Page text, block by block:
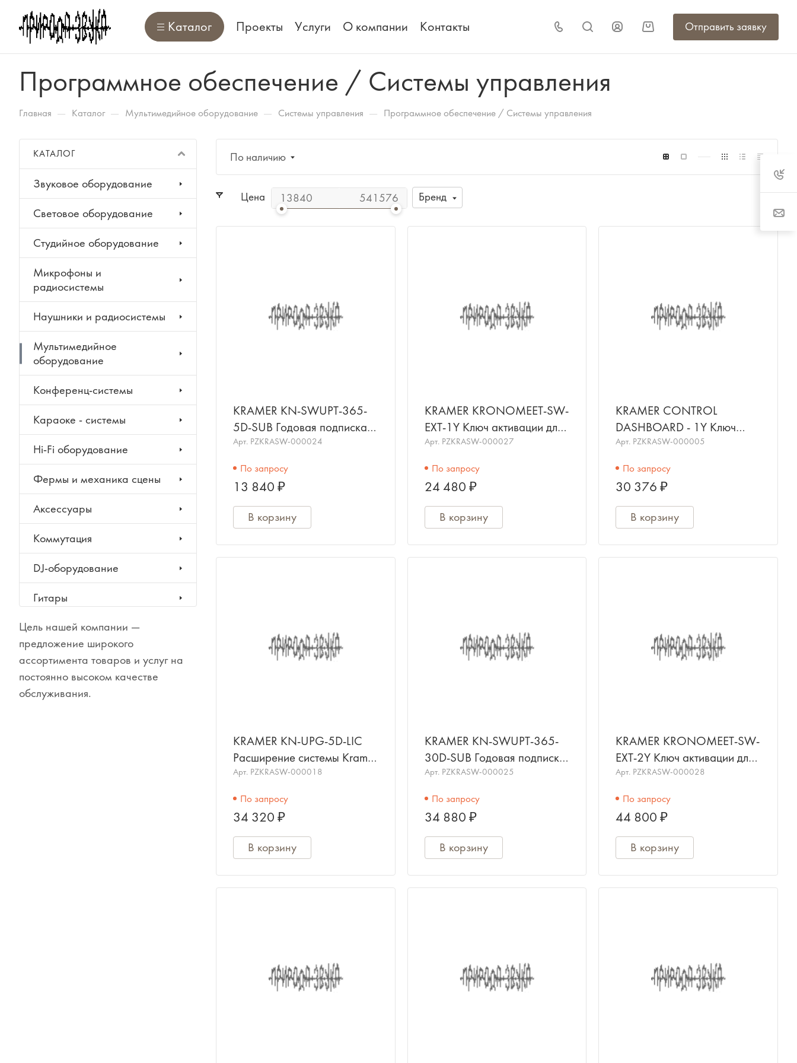
Каталог Проекты Услуги О компании Контакты Отправить заявку
Программное обеспечение / Системы управления
Главная — Каталог — Мультимедийное оборудование — Системы управления — Программное обеспечение / Системы управления
По наличию
Цена Бренд
KRAMER KN-SWUPT-365-
5D-SUB Годовая подписка
на обновление системы
устройств. Клю
Арт. PZKRASW-000024
По запросу
13 840 ₽
В корзину
KRAMER KRONOMEET-SW-
EXT-1Y Ключ активации для
облачной системы
KronoMeet; 1 год
Арт. PZKRASW-000027
По запросу
24 480 ₽
В корзину
KRAMER CONTROL
DASHBOARD - 1Y Ключ
активации для облачной
Control D
Арт. PZKRASW-000005
По запросу
30 376 ₽
В корзину
KRAMER KN-UPG-5D-LIC
Расширение системы Kramer
Network на 5 устройств.
Арт. PZKRASW-000018
По запросу
34 320 ₽
В корзину
KRAMER KN-SWUPT-365-
30D-SUB Годовая подписка
на обновление системы
устройств. К
Арт. PZKRASW-000025
По запросу
34 880 ₽
В корзину
KRAMER KRONOMEET-SW-
EXT-2Y Ключ активации для
облачной системы
KronoMeet; 2 года
Арт. PZKRASW-000028
По запросу
44 800 ₽
В корзину
КАТАЛОГ
Звуковое оборудование
Световое оборудование
Студийное оборудование
Микрофоны и
радиосистемы
Наушники и радиосистемы
Мультимедийное
оборудование
Конференц-системы
Караоке - системы
Hi-Fi оборудование
Фермы и механика сцены
Аксессуары
Коммутация
DJ-оборудование
Гитары
Клавишные инструменты
Ударные инструменты
Цель нашей компании —
предложение широкого
ассортимента товаров и услуг на
постоянно высоком качестве
обслуживания.